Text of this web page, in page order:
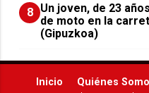
8 Un joven, de 23
de moto en la
(Gipuzkoa)
Inicio Quiénes